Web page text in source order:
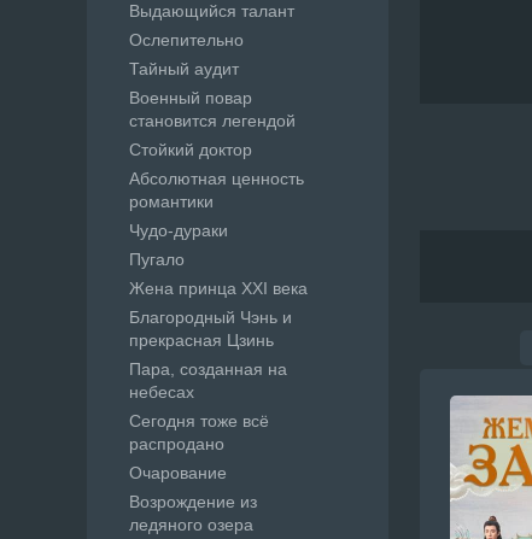
Выдающийся талант
Ослепительно
Тайный аудит
Военный повар
становится легендой
Стойкий доктор
Абсолютная ценность
романтики
Чудо-дураки
Пугало
Жена принца XXI века
Благородный Чэнь и
прекрасная Цзинь
Пара, созданная на
небесах
Сегодня тоже всё
распродано
Очарование
Возрождение из
ледяного озера